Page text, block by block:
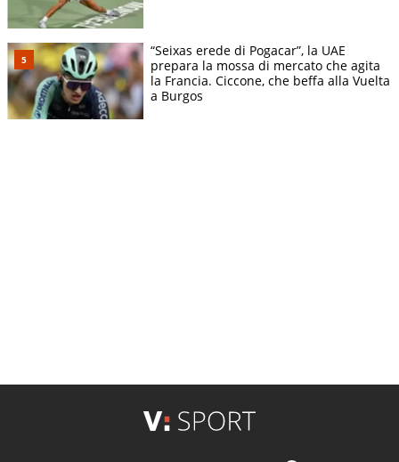
“Seixas erede di Pogacar”, la UAE
prepara la mossa di mercato che agita
la Francia. Ciccone, che beffa alla Vuelta
a Burgos